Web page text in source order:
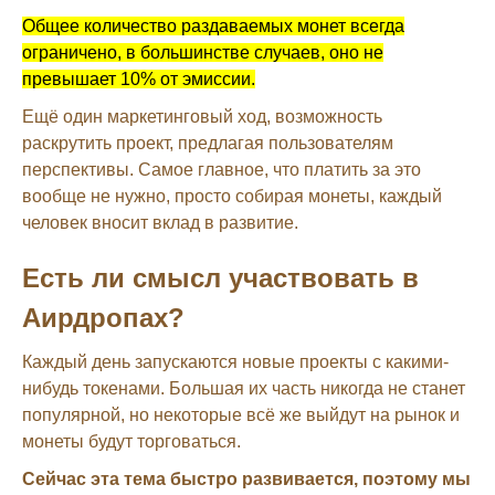
Общее количество раздаваемых монет всегда
ограничено, в большинстве случаев, оно не
превышает 10% от эмиссии.
Ещё один маркетинговый ход, возможность
раскрутить проект, предлагая пользователям
перспективы. Самое главное, что платить за это
вообще не нужно, просто собирая монеты, каждый
человек вносит вклад в развитие.
Есть ли смысл участвовать в
Аирдропах?
Каждый день запускаются новые проекты с какими-
нибудь токенами. Большая их часть никогда не станет
популярной, но некоторые всё же выйдут на рынок и
монеты будут торговаться.
Сейчас эта тема быстро развивается, поэтому мы